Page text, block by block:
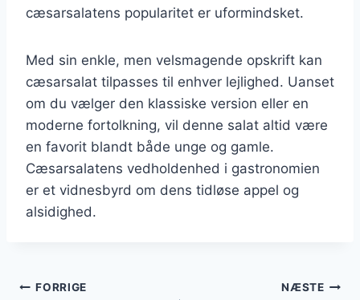
cæsarsalatens popularitet er uformindsket.
Med sin enkle, men velsmagende opskrift kan
cæsarsalat tilpasses til enhver lejlighed. Uanset
om du vælger den klassiske version eller en
moderne fortolkning, vil denne salat altid være
en favorit blandt både unge og gamle.
Cæsarsalatens vedholdenhed i gastronomien
er et vidnesbyrd om dens tidløse appel og
alsidighed.
Indlægsnavigation
FORRIGE NÆSTE